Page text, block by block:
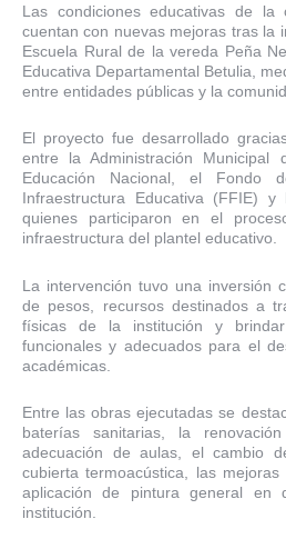
Las condiciones educativas de la
cuentan con nuevas mejoras tras la
Escuela Rural de la vereda Peña
Educativa Departamental Betulia,
entre entidades públicas y la
El proyecto fue desarrollado
entre la Administración Municipal
Educación Nacional, el Fondo
Infraestructura Educativa (FFIE) y
quienes participaron en el
infraestructura del plantel educativo.
La intervención tuvo una inversión
de pesos, recursos destinados a
físicas de la institución y
funcionales y adecuados para el
académicas.
Entre las obras ejecutadas se
baterías sanitarias, la
adecuación de aulas, el cambio
cubierta termoacústica, las
aplicación de pintura general en
institución.